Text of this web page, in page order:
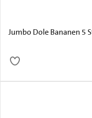
Jumbo Dole Bananen 5